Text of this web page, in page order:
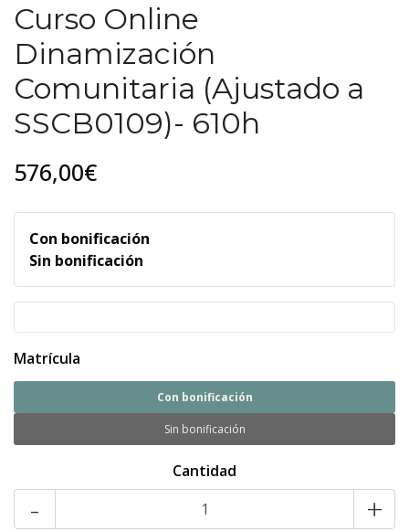
Curso Online
Dinamización
Comunitaria (Ajustado a
SSCB0109)- 610h
576,00€
Con bonificación
Sin bonificación
Matrícula
Con bonificación
Sin bonificación
Cantidad
- +